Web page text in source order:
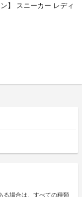
】 スニーカー レディ
る場合は、すべての種類